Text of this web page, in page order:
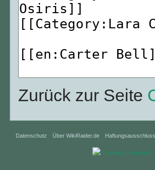
Zurück zur Seite
Datenschutz Über WikiRaider.de